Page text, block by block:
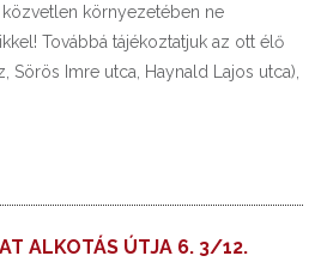
környezetében ne
Továbbá tájékoztatjuk az ott élő
Sörös Imre utca, Haynald Lajos utca),
ALKOTÁS ÚTJA 6. 3/12.